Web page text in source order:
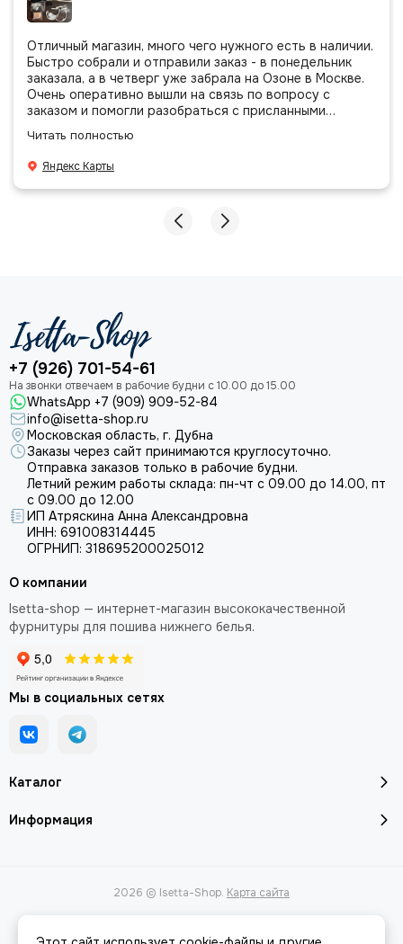
Отличный магазин, много чего нужного есть в наличии.
Быстро собрали и отправили заказ - в понедельник
заказала, а в четверг уже забрала на Озоне в Москве.
Очень оперативно вышли на связь по вопросу с
заказом и помогли разобраться с присланными
даже есть подарочек, очень приятно. Спасибо
большое команде!
Читать полностью
Яндекс Карты
+7 (926) 701-54-61
WhatsApp +7 (909) 909-52-84
info@isetta-shop.ru
Московская область, г. Дубна
Заказы через сайт принимаются круглосуточно.
Отправка заказов только в рабочие будни.
Летний режим работы склада: пн-чт с 09.00 до 14.00, пт
с 09.00 до 12.00
ИП Атряскина Анна Александровна
ИНН: 691008314445
ОГРНИП: 318695200025012
Каталог
Информация
О компании
Isetta-shop — интернет-магазин высококачественной
фурнитуры для пошива нижнего белья.
Мы в социальных сетях
2026 © Isetta-Shop. Карта сайта